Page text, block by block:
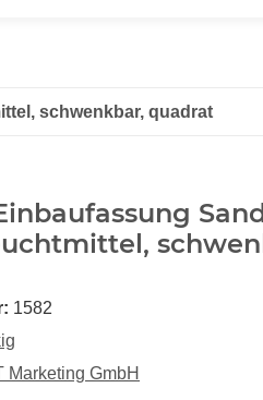
schwenkbar, quadrat
1582
Marketing GmbH